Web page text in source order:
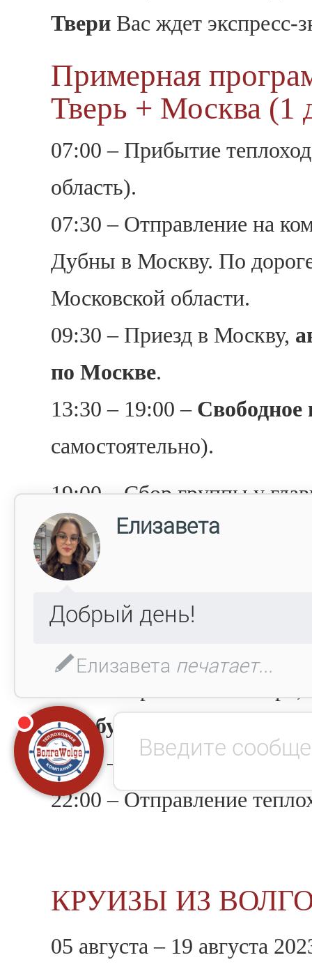
ТвериВас ждет экспресс-
Примерная
Тверь + Москва (1
07:00 – Прибытие
область).
07:30 – Отправление на
Дубны в Москву. По
Московской области.
09:30 – Приезд в Москву,
по Москве.
13:30 – 19:00 –
самостоятельно).
19:00 – Сбор группы у
в Ленинградский вокзал
Комсомольская), посадка
19:30 – 20:34 – Поездка
автобусная обзорная
21:45 – Прибытие на
22:00 – Отправление
КРУИЗЫ ИЗ
05 августа – 19 августа